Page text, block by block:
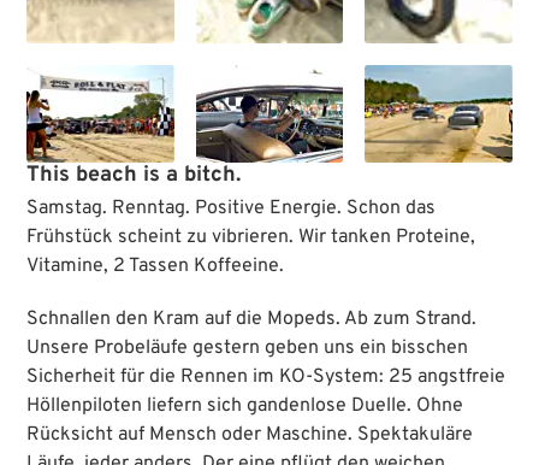
This beach is a bitch.
Samstag. Renntag. Positive Energie. Schon das
Frühstück scheint zu vibrieren. Wir tanken Proteine,
Vitamine, 2 Tassen Koffeeine.
Schnallen den Kram auf die Mopeds. Ab zum Strand.
Unsere Probeläufe gestern geben uns ein bisschen
Sicherheit für die Rennen im KO-System: 25 angstfreie
Höllenpiloten liefern sich gandenlose Duelle. Ohne
Rücksicht auf Mensch oder Maschine. Spektakuläre